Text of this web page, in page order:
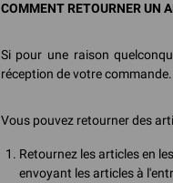
COMMENT RETOURNER UN
Si pour une raison
réception de votre commande.
Vous pouvez retourner des
Retournez les articles en
envoyant les articles à